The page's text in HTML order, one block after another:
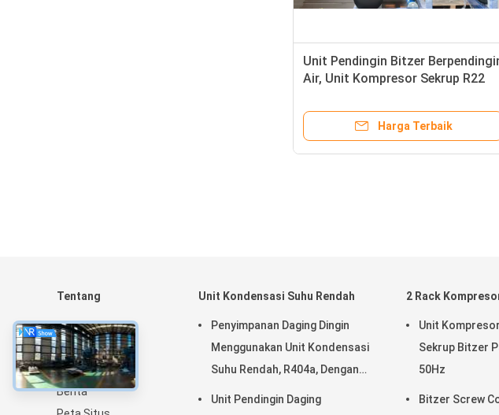
Unit Pendingin Bitzer
Air, Unit Kompresor Sekrup R22
Harga Terbaik
Tentang
Rumah
Produk
Tentang kami
Berita
Unit Kondensasi Suhu Rendah
Penyimpanan Daging Dingin
Menggunakan Unit Kondensasi
Suhu Rendah, R404a, Dengan
Unit Pendingin Daging
2 Rack
Unit
Sekrup Bitzer
50Hz
Bitzer Screw